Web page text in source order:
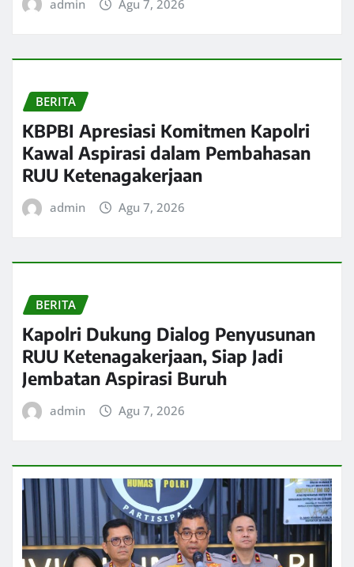
admin Agu 7, 2026
BERITA
KBPBI Apresiasi Komitmen Kapolri
Kawal Aspirasi dalam Pembahasan
RUU Ketenagakerjaan
admin Agu 7, 2026
BERITA
Kapolri Dukung Dialog Penyusunan
RUU Ketenagakerjaan, Siap Jadi
Jembatan Aspirasi Buruh
admin Agu 7, 2026